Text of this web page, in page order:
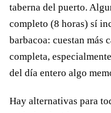
taberna del puerto.
completo (8 horas) sí
barbacoa: cuestan más
completa,
del día entero algo
Hay alternativas para